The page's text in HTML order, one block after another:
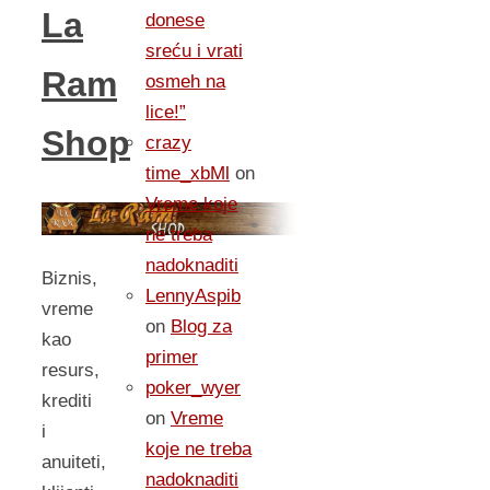
La
Ram
Shop
Biznis,
vreme
kao
resurs,
krediti
i
anuiteti,
donese
sreću i vrati
osmeh na
lice!”
crazy
time_xbMl on
Vreme koje
ne treba
nadoknaditi
LennyAspib
on Blog za
primer
poker_wyer
on Vreme
koje ne treba
nadoknaditi